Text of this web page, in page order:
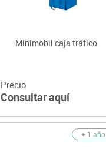
Minimobil caja tráfico
Precio
Consultar aquí
+ 1 año